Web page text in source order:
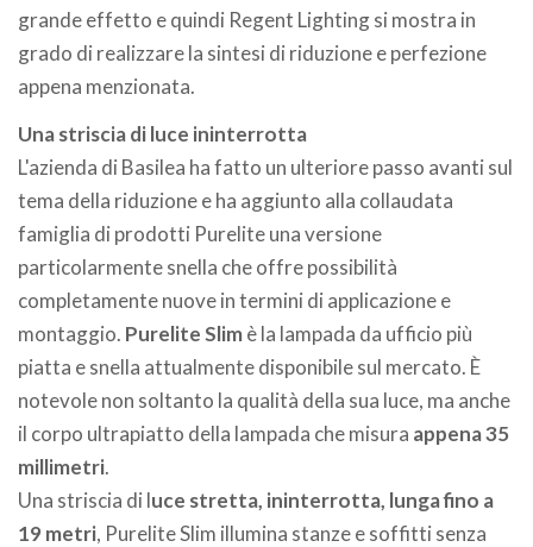
grande effetto e quindi Regent Lighting si mostra in
grado di realizzare la sintesi di riduzione e perfezione
appena menzionata.
Una striscia di luce ininterrotta
L'azienda di Basilea ha fatto un ulteriore passo avanti sul
tema della riduzione e ha aggiunto alla collaudata
famiglia di prodotti Purelite una versione
particolarmente snella che offre possibilità
completamente nuove in termini di applicazione e
montaggio. Purelite Slimè la lampada da ufficio più
piatta e snella attualmente disponibile sul mercato. È
notevole non soltanto la qualità della sua luce, ma anche
il corpo ultrapiatto della lampada che misura appena 35
millimetri.
Una striscia di luce stretta, ininterrotta, lunga fino a
19 metri, Purelite Slim illumina stanze e soffitti senza